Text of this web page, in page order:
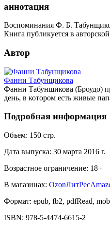
аннотация
Воспоминания Ф. Б.
Книга публикуется в
Автор
Фанни Табунщикова
Фанни Табунщикова (Броудо)
день, в котором есть живые
Подробная информация
Объем: 150 стр.
Дата выпуска: 30 марта 2016 г.
Возрастное ограничение: 18+
В магазинах: OzonЛитРес
Формат: epub, fb2, pdfRead,
ISBN: 978-5-4474-6615-2